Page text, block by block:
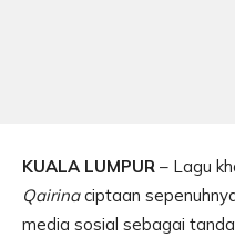
KUALA LUMPUR – Lagu
Qairinaciptaan
media sosial sebagai